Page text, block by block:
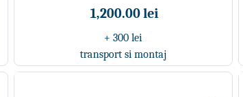
1,200.00 lei
+ 300 lei
transport si montaj